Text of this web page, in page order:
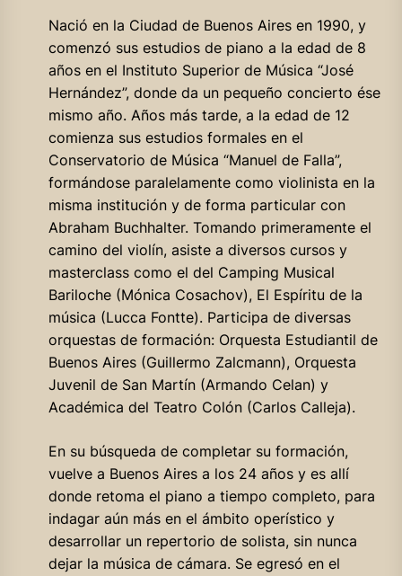
Nació en la Ciudad de Buenos Aires en 1990, y
comenzó sus estudios de piano a la edad de 8
años en el Instituto Superior de Música “José
Hernández”, donde da un pequeño concierto ése
mismo año. Años más tarde, a la edad de 12
comienza sus estudios formales en el
Conservatorio de Música “Manuel de Falla”,
formándose paralelamente como violinista en la
misma institución y de forma particular con
Abraham Buchhalter. Tomando primeramente el
camino del violín, asiste a diversos cursos y
masterclass como el del Camping Musical
Bariloche (Mónica Cosachov), El Espíritu de la
música (Lucca Fontte). Participa de diversas
orquestas de formación: Orquesta Estudiantil de
Buenos Aires (Guillermo Zalcmann), Orquesta
Juvenil de San Martín (Armando Celan) y
Académica del Teatro Colón (Carlos Calleja).
En su búsqueda de completar su formación,
vuelve a Buenos Aires a los 24 años y es allí
donde retoma el piano a tiempo completo, para
indagar aún más en el ámbito operístico y
desarrollar un repertorio de solista, sin nunca
dejar la música de cámara. Se egresó en el